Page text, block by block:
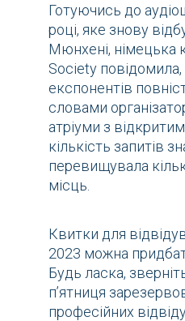
Готуючись до
році, яке знову
Мюнхені, німецька
Society
експонентів
словами
атріуми з
кількість запитів
перевищувала
місць.
Квитки для
2023 можна
Будь ласка,
п’ятниця
професійних